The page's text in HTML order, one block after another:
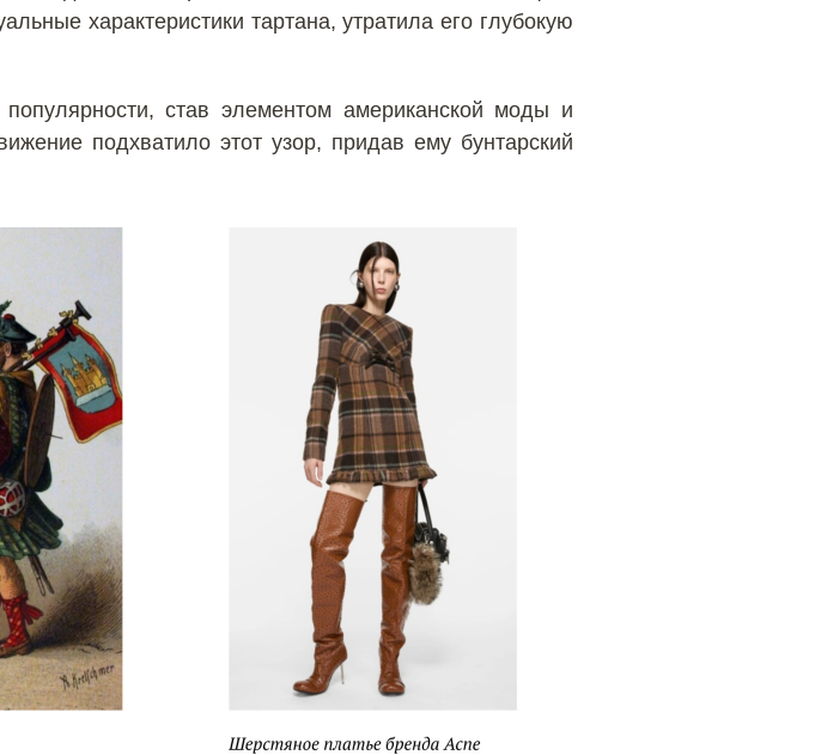
характеристики тартана, утратила его глубокую
став элементом американской моды и
подхватило этот узор, придав ему бунтарский